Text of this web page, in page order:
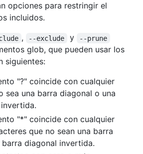
opciones para restringir el
incluidos.
, --exclude y --prune
glob, que pueden usar los
siguientes:
"?" coincide con cualquier
sea una barra diagonal o una
"*" coincide con cualquier
que no sean una barra
diagonal invertida.